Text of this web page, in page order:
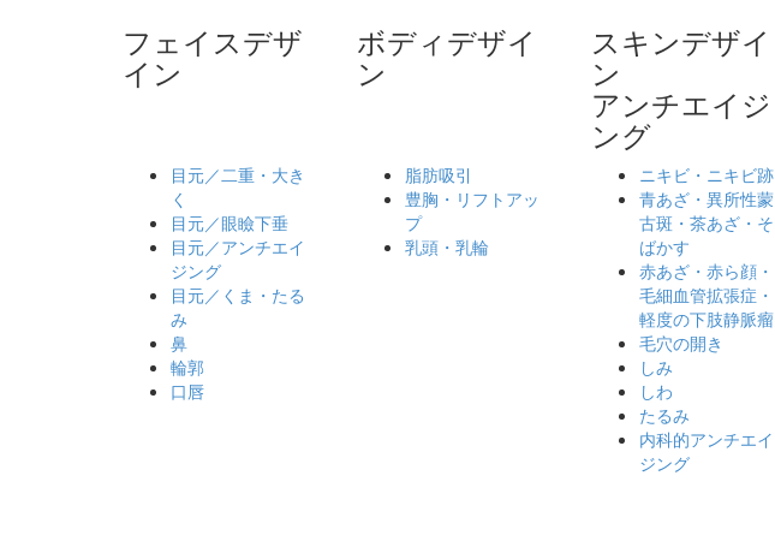
フェイスデザ
イン
目元／二重・大き
く
目元／眼瞼下垂
目元／アンチエイ
ジング
目元／くま・たる
み
鼻
輪郭
口唇
ボディデザイ
ン
脂肪吸引
豊胸・リフトアッ
プ
乳頭・乳輪
スキンデザイ
ン
アンチエイジ
ング
ニキビ・ニキビ跡
青あざ・異所性蒙
古斑・茶あざ・そ
ばかす
赤あざ・赤ら顔・
毛細血管拡張症・
軽度の下肢静脈瘤
毛穴の開き
しみ
しわ
たるみ
内科的アンチエイ
ジング